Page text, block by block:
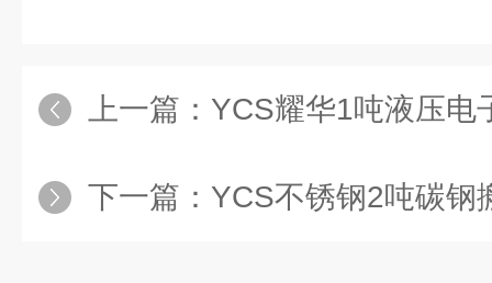
上一篇： YCS耀华1吨液压电
下一篇： YCS不锈钢2吨碳钢